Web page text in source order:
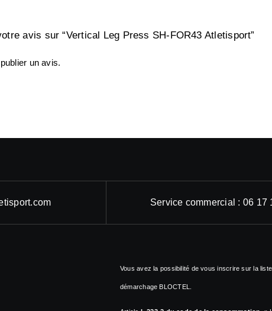
avis sur “Vertical Leg Press SH-FOR43 Atletisport”
un avis.
Service commercial : 06 17
Vous avez la possibilité de vous inscrire sur la liste
démarchage BLOCTEL.